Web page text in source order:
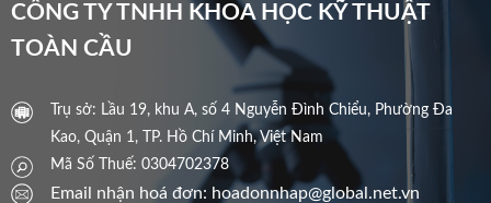
CÔNG TY TNHH KHOA HỌC KỸ THUẬT
TOÀN CẦU
Trụ sở: Lầu 19, khu A, số 4 Nguyễn Đình Chiểu, Phường Đa
Kao, Quận 1, TP. Hồ Chí Minh, Việt Nam
Mã Số Thuế: 0304702378
Email nhận hoá đơn: hoadonnhap@global.net.vn